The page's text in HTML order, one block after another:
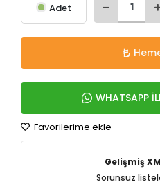
Adet
WHATSAPP
Favorilerime ekle
Gelişmiş
Sorunsuz